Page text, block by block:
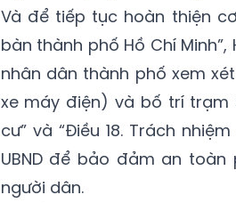
Và để tiếp tục hoàn thiện
bàn thành phố Hồ Chí
nhân dân thành phố xem
xe máy điện) và bố trí trạm
cư” và “Điều 18. Trách
UBND để bảo đảm an
người dân.